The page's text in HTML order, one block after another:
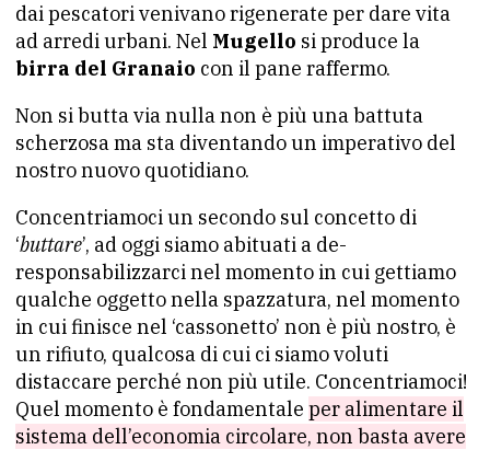
dai pescatori venivano rigenerate per dare vita
ad arredi urbani. Nel Mugello si produce la
birra del Granaio con il pane raffermo.
Non si butta via nulla non è più una battuta
scherzosa ma sta diventando un imperativo del
nostro nuovo quotidiano.
Concentriamoci un secondo sul concetto di
‘buttare’, ad oggi siamo abituati a de-
responsabilizzarci nel momento in cui gettiamo
qualche oggetto nella spazzatura, nel momento
in cui finisce nel ‘cassonetto’ non è più nostro, è
un rifiuto, qualcosa di cui ci siamo voluti
distaccare perché non più utile. Concentriamoci!
Quel momento è fondamentale per alimentare il
sistema dell’economia circolare, non basta avere